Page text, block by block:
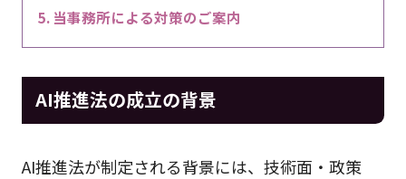
当事務所による対策のご案内
AI推進法の成立の背景
AI推進法が制定される背景には、技術面・政策